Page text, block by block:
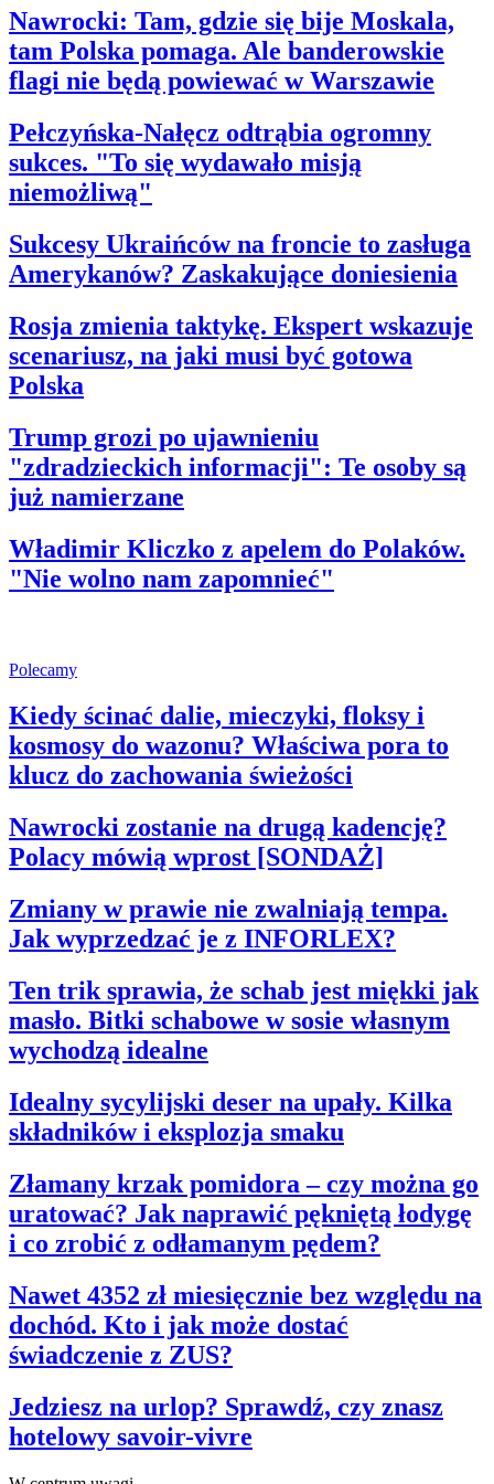
Nawrocki: Tam, gdzie się bije Moskala,
tam Polska pomaga. Ale banderowskie
flagi nie będą powiewać w Warszawie
Pełczyńska-Nałęcz odtrąbia ogromny
sukces. "To się wydawało misją
niemożliwą"
Sukcesy Ukraińców na froncie to zasługa
Amerykanów? Zaskakujące doniesienia
Rosja zmienia taktykę. Ekspert wskazuje
scenariusz, na jaki musi być gotowa
Polska
Trump grozi po ujawnieniu
"zdradzieckich informacji": Te osoby są
już namierzane
Władimir Kliczko z apelem do Polaków.
"Nie wolno nam zapomnieć"
Polecamy
Kiedy ścinać dalie, mieczyki, floksy i
kosmosy do wazonu? Właściwa pora to
klucz do zachowania świeżości
Nawrocki zostanie na drugą kadencję?
Polacy mówią wprost [SONDAŻ]
Zmiany w prawie nie zwalniają tempa.
Jak wyprzedzać je z INFORLEX?
Ten trik sprawia, że schab jest miękki jak
masło. Bitki schabowe w sosie własnym
wychodzą idealne
Idealny sycylijski deser na upały. Kilka
składników i eksplozja smaku
Złamany krzak pomidora – czy można go
uratować? Jak naprawić pękniętą łodygę
i co zrobić z odłamanym pędem?
Nawet 4352 zł miesięcznie bez względu na
dochód. Kto i jak może dostać
świadczenie z ZUS?
Jedziesz na urlop? Sprawdź, czy znasz
hotelowy savoir-vivre